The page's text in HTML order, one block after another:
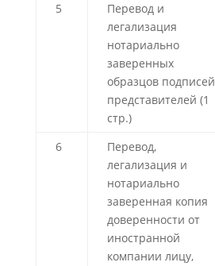
5
Перевод и
легализация
нотариально
заверенных
образцов подписей
представителей (1
стр.)
6
Перевод,
легализация и
нотариально
заверенная копия
доверенности от
иностранной
компании лицу,